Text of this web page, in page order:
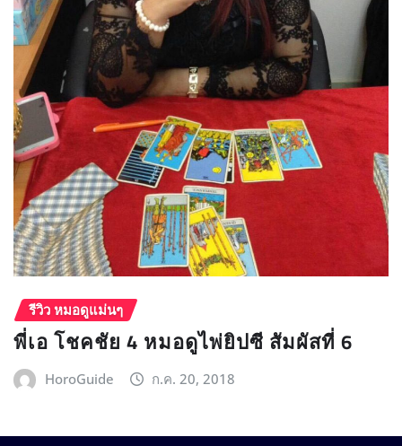
รีวิว หมอดูแม่นๆ
พี่เอ โชคชัย 4 หมอดูไพ่ยิปซี สัมผัสที่ 6
HoroGuide ก.ค. 20, 2018